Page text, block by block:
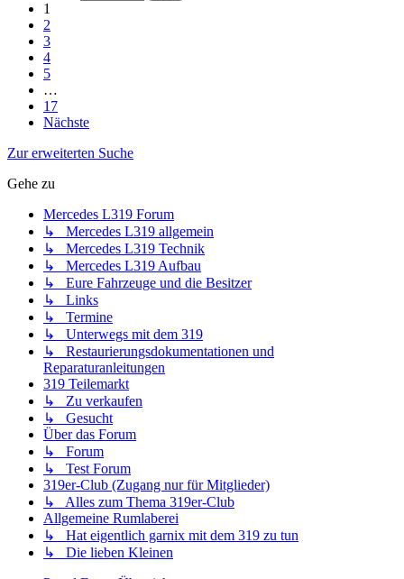
1
2
3
4
5
…
17
Nächste
Zur erweiterten Suche
Gehe zu
Mercedes L319 Forum
↳ Mercedes L319 allgemein
↳ Mercedes L319 Technik
↳ Mercedes L319 Aufbau
↳ Eure Fahrzeuge und die Besitzer
↳ Links
↳ Termine
↳ Unterwegs mit dem 319
↳ Restaurierungsdokumentationen und
Reparaturanleitungen
319 Teilemarkt
↳ Zu verkaufen
↳ Gesucht
Über das Forum
↳ Forum
↳ Test Forum
319er-Club (Zugang nur für Mitglieder)
↳ Alles zum Thema 319er-Club
Allgemeine Rumlaberei
↳ Hat eigentlich garnix mit dem 319 zu tun
↳ Die lieben Kleinen